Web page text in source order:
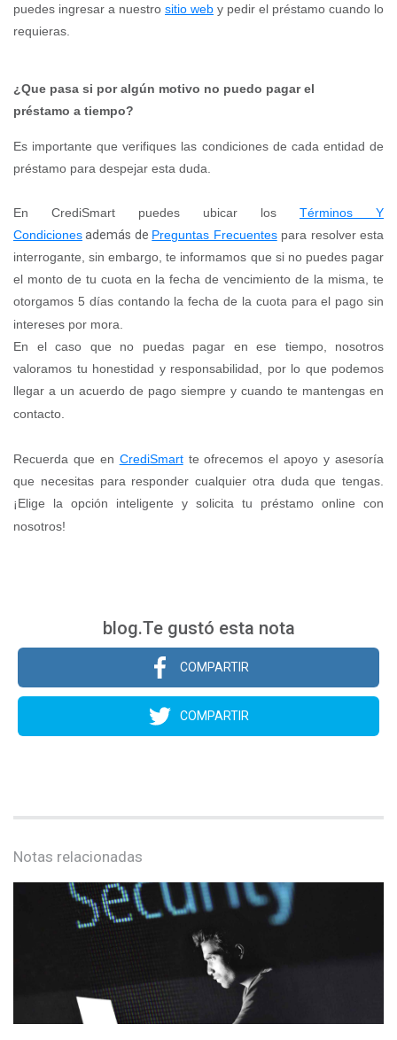
puedes ingresar a nuestro sitio web y pedir el préstamo cuando lo
requieras.
¿Que pasa si por algún motivo no puedo pagar el
préstamo a tiempo?
Es importante que verifiques las condiciones de cada entidad de
préstamo para despejar esta duda.
En CrediSmart puedes ubicar los Términos Y
Condicionesademás de Preguntas Frecuentespara resolver esta
interrogante, sin embargo, te informamos que si no puedes pagar
el monto de tu cuota en la fecha de vencimiento de la misma, te
otorgamos 5 días contando la fecha de la cuota para el pago sin
intereses por mora.
En el caso que no puedas pagar en ese tiempo, nosotros
valoramos tu honestidad y responsabilidad, por lo que podemos
llegar a un acuerdo de pago siempre y cuando te mantengas en
contacto.
Recuerda que en CrediSmartte ofrecemos el apoyo y asesoría
que necesitas para responder cualquier otra duda que tengas.
¡Elige la opción inteligente y solicita tu préstamo online con
nosotros!
blog.Te gustó esta nota
COMPARTIR
COMPARTIR
Notas relacionadas